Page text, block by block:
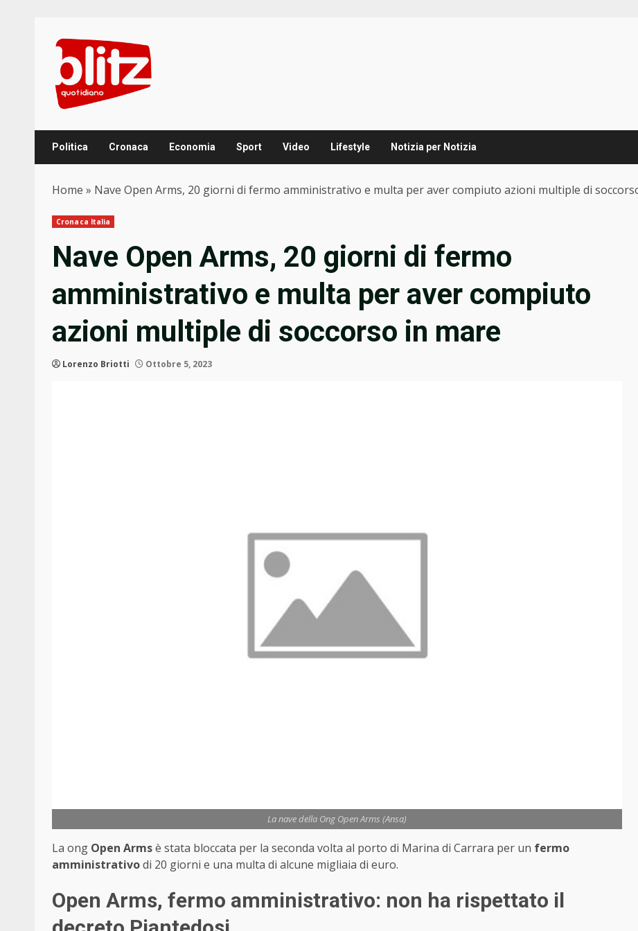
content
Politica Cronaca Economia Sport Video Lifestyle Notizia per Notizia
Home » Nave Open Arms, 20 giorni di fermo amministrativo e multa per aver compiuto azioni multiple di
Cronaca Italia
Nave Open Arms, 20 giorni di fermo
amministrativo e multa per aver compiuto
azioni multiple di soccorso in mare
Lorenzo Briotti Ottobre 5, 2023
La nave della Ong Open Arms (Ansa)
La ong Open Armsè stata bloccata per la seconda volta al porto di Marina di Carrara per un fermo
amministrativodi 20 giorni e una multa di alcune migliaia di euro.
Open Arms, fermo amministrativo: non ha rispettato il